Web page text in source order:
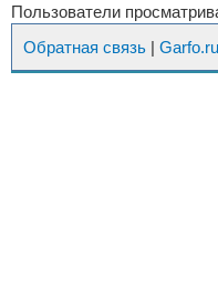
Пользователи
Обратная связь | Garfo.ru